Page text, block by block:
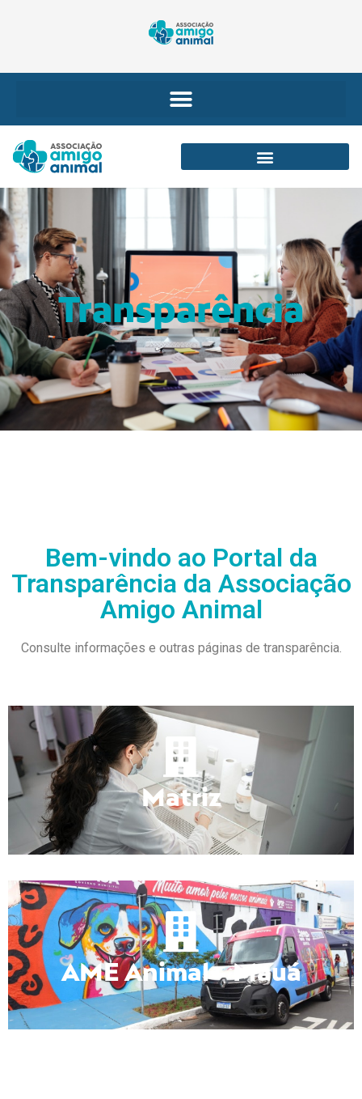
Transparência
Bem-vindo ao Portal da
Transparência da Associação
Amigo Animal
Consulte informações e outras páginas de transparência.
Matriz
AME Animal - Mauá